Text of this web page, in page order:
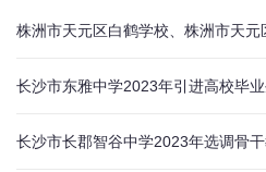
长沙市长郡智谷中学2023年选调骨